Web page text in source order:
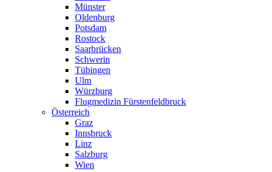
Münster
Oldenburg
Potsdam
Rostock
Saarbrücken
Schwerin
Tübingen
Ulm
Würzburg
Flugmedizin Fürstenfeldbruck
Österreich
Graz
Innsbruck
Linz
Salzburg
Wien